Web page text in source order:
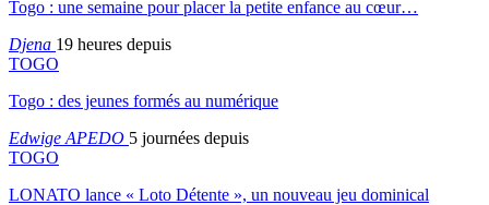
Togo : une semaine pour placer la petite enfance au cœur…
Djena 19 heures depuis
TOGO
Togo : des jeunes formés au numérique
Edwige APEDO 5 journées depuis
TOGO
LONATO lance « Loto Détente », un nouveau jeu dominical